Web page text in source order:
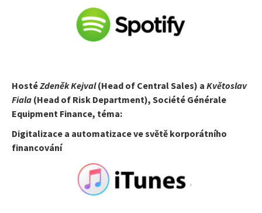
HostéZdeněk Kejval(Head of Central Sales) a Květoslav
Fiala (Head of Risk Department), Société Générale
Equipment Finance, téma:
Digitalizace a automatizace ve světě korporátního
financování